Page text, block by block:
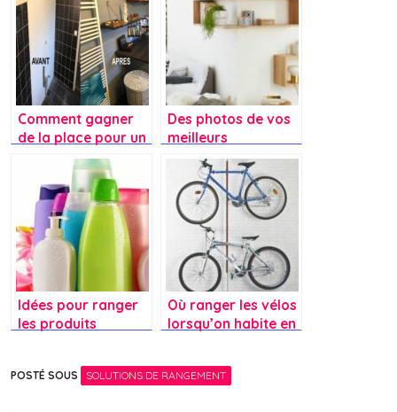
Comment gagner
de la place pour un
lave-linge dans un
petit appartement
Des photos de vos
meilleurs
rangements ?
Idées pour ranger
les produits
Où ranger les vélos
lorsqu’on habite en
POSTÉ SOUS SOLUTIONS DE RANGEMENT